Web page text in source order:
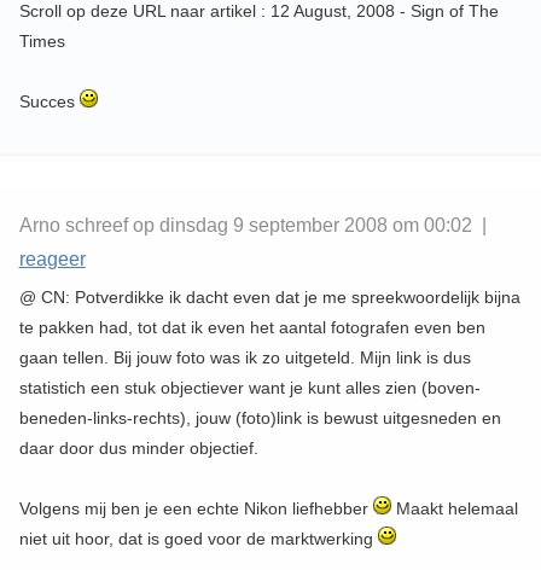
Scroll op deze URL naar artikel : 12 August, 2008 - Sign of The
Times
Succes
Arno schreef op dinsdag 9 september 2008 om 00:02 |
reageer
@ CN: Potverdikke ik dacht even dat je me spreekwoordelijk bijna
te pakken had, tot dat ik even het aantal fotografen even ben
gaan tellen. Bij jouw foto was ik zo uitgeteld. Mijn link is dus
statistich een stuk objectiever want je kunt alles zien (boven-
beneden-links-rechts), jouw (foto)link is bewust uitgesneden en
daar door dus minder objectief.
Volgens mij ben je een echte Nikon liefhebber
Maakt helemaal
niet uit hoor, dat is goed voor de marktwerking